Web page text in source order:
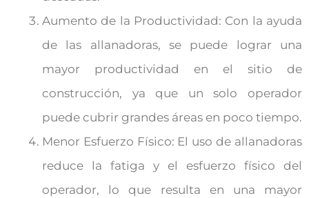
Aumento de la Productividad: Con la ayuda
de las allanadoras, se puede lograr una
mayor productividad en el sitio de
construcción, ya que un solo operador
puede cubrir grandes áreas en poco tiempo.
Menor Esfuerzo Físico: El uso de allanadoras
reduce la fatiga y el esfuerzo físico del
operador, lo que resulta en una mayor